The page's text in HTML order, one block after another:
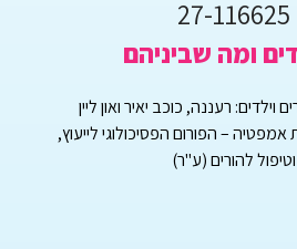
ומה שביניהם
רעננה, כוכב יאיר ואון ליין
– הפורום הפסיכולוגי לייעוץ,
להורים (ע"ר)